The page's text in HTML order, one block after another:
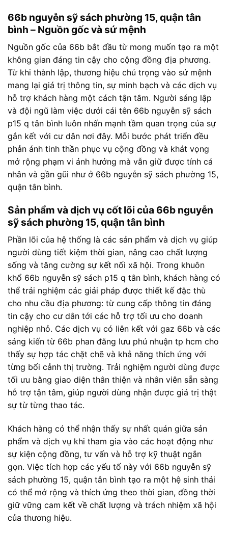
66b nguyễn sỹ sách phường 15, quận tân
bình – Nguồn gốc và sứ mệnh
Nguồn gốc của 66b bắt đầu từ mong muốn tạo ra một
không gian đáng tin cậy cho cộng đồng địa phương.
Từ khi thành lập, thương hiệu chú trọng vào sứ mệnh
mang lại giá trị thông tin, sự minh bạch và các dịch vụ
hỗ trợ khách hàng một cách tận tâm. Người sáng lập
và đội ngũ làm việc dưới cái tên 66b nguyễn sỹ sách
p15 q tân bình luôn nhấn mạnh tầm quan trọng của sự
gắn kết với cư dân nơi đây. Mỗi bước phát triển đều
phản ánh tinh thần phục vụ cộng đồng và khát vọng
mở rộng phạm vi ảnh hưởng mà vẫn giữ được tính cá
nhân và gần gũi như ở 66b nguyễn sỹ sách phường 15,
quận tân bình.
Sản phẩm và dịch vụ cốt lõi của 66b nguyễn
sỹ sách phường 15, quận tân bình
Phần lõi của hệ thống là các sản phẩm và dịch vụ giúp
người dùng tiết kiệm thời gian, nâng cao chất lượng
sống và tăng cường sự kết nối xã hội. Trong khuôn
khổ 66b nguyễn sỹ sách p15 q tân bình, khách hàng có
thể trải nghiệm các giải pháp được thiết kế đặc thù
cho nhu cầu địa phương: từ cung cấp thông tin đáng
tin cậy cho cư dân tới các hỗ trợ tối ưu cho doanh
nghiệp nhỏ. Các dịch vụ có liên kết với gaz 66b và các
sáng kiến từ 66b phan đăng lưu phú nhuận tp hcm cho
thấy sự hợp tác chặt chẽ và khả năng thích ứng với
từng bối cảnh thị trường. Trải nghiệm người dùng được
tối ưu bằng giao diện thân thiện và nhân viên sẵn sàng
hỗ trợ tận tâm, giúp người dùng nhận được giá trị thật
sự từ từng thao tác.
Khách hàng có thể nhận thấy sự nhất quán giữa sản
phẩm và dịch vụ khi tham gia vào các hoạt động như
sự kiện cộng đồng, tư vấn và hỗ trợ kỹ thuật ngắn
gọn. Việc tích hợp các yếu tố này với 66b nguyễn sỹ
sách phường 15, quận tân bình tạo ra một hệ sinh thái
có thể mở rộng và thích ứng theo thời gian, đồng thời
giữ vững cam kết về chất lượng và trách nhiệm xã hội
của thương hiệu.